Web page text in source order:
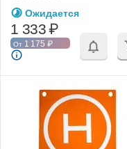
Ожидается
1 333₽
От 1 175 ₽